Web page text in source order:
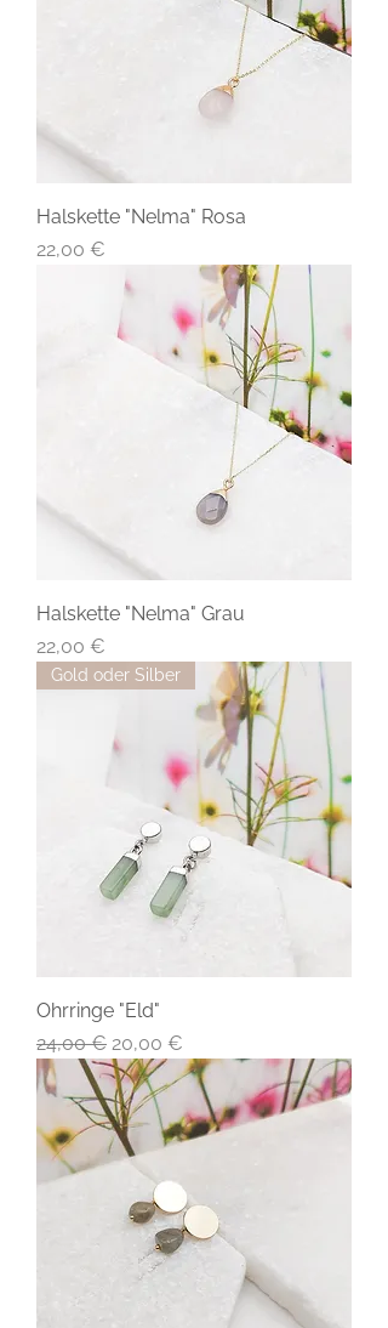
Halskette "Nelma" Rosa
Preis
22,00 €
Halskette "Nelma" Grau
Preis
22,00 €
Gold oder Silber
Ohrringe "Eld"
Standardpreis
24,00 € Sale-Preis
20,00 €